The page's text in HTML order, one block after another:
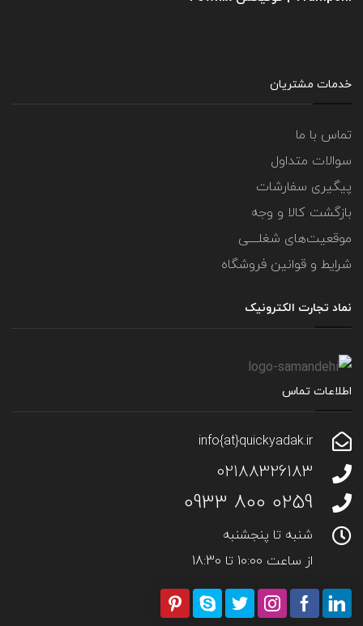
خدمات مشتریان
تماس با ما
سوالات متداول
پیگیری سفارشات
بازگشت کالا و وجه
موقعیت‌های شغلــــی
شرایط و قوانین فروشگاه
نماد تجارت الکترونیک
اطلاعات تماس
info{at}quickyadak.ir
02188326183
0259 800 0933
شنبه تا پنجشنبه
از ساعت 10:00 تا 18:30